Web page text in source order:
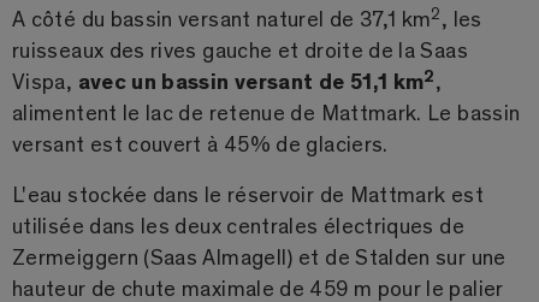
A côté du bassin versant naturel de 37,1 km2, les
ruisseaux des rives gauche et droite de la Saas
Vispa, avec un bassin versant de 51,1 km2,
alimentent le lac de retenue de Mattmark. Le bassin
versant est couvert à 45% de glaciers.
L'eau stockée dans le réservoir de Mattmark est
utilisée dans les deux centrales électriques de
Zermeiggern (Saas Almagell) et de Stalden sur une
hauteur de chute maximale de 459 m pour le palier